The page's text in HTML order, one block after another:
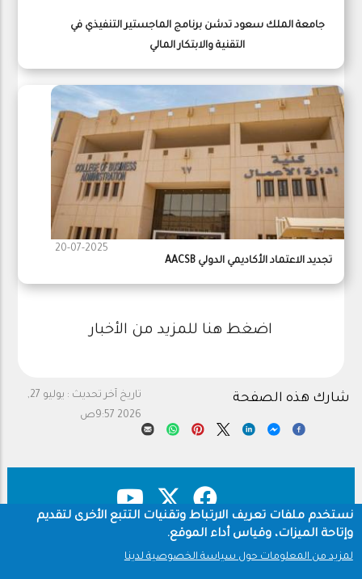
جامعة الملك سعود تدشن برنامج الماجستير التنفيذي في
التقنية والابتكار المالي
20-07-2025
تجديد الاعتماد الأكاديمي الدولي AACSB
اضغط هنا للمزيد من الأخبار
تاريخ آخر تحديث :
يوليو 27,
2026 9:57ص
شارك هذه الصفحة
Footer
نستخدم ملفات تعريف الارتباط وتقنيات التتبع الأخرى لتقديم
وإتاحة الميزات، وقياس أداء الموقع.
لمزيد من المعلومات حول سياسة الخصوصية لدينا